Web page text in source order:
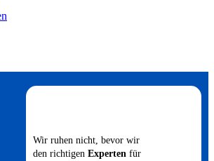
Wir ruhen nicht, bevor wir
den richtigen Experten für